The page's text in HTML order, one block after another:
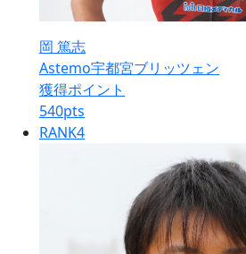
岡 篤志
Astemo宇都宮ブリッツェン
獲得ポイント
540pts
RANK4